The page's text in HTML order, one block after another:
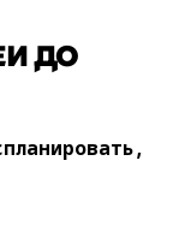
ДО